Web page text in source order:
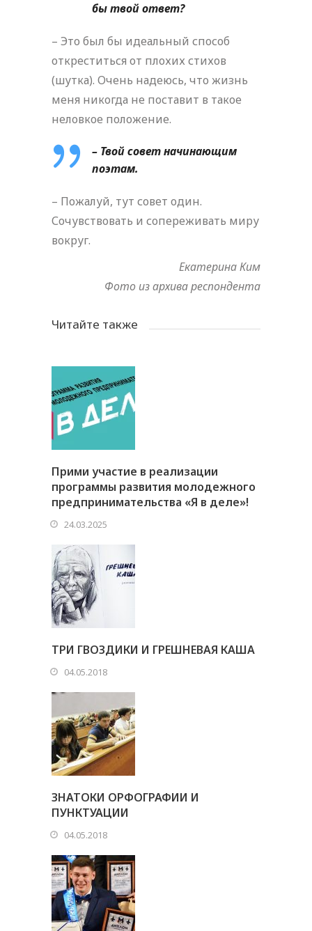
бы твой ответ?
– Это был бы идеальный способ
откреститься от плохих стихов
(шутка). Очень надеюсь, что жизнь
меня никогда не поставит в такое
неловкое положение.
– Твой совет начинающим
поэтам.
– Пожалуй, тут совет один.
Сочувствовать и сопереживать миру
вокруг.
Екатерина Ким
Фото из архива респондента
Читайте также
Прими участие в реализации
программы развития молодежного
предпринимательства «Я в деле»!
24.03.2025
ТРИ ГВОЗДИКИ И ГРЕШНЕВАЯ КАША
04.05.2018
ЗНАТОКИ ОРФОГРАФИИ И
ПУНКТУАЦИИ
04.05.2018